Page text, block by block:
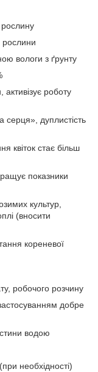
рослину
рослини
вологи з ґрунту
роботу
серця», дуплистість
квіток стає більш
показники
культур,
(вносити
кореневої
робочого розчину
добре
водою
необхідності)